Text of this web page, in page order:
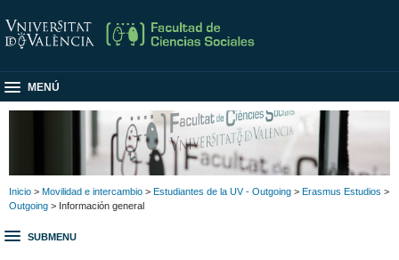
MENÚ
Inicio > Movilidad e intercambio > Estudiantes de la UV - Outgoing > Erasmus Estudios >
Outgoing > Información general
SUBMENU